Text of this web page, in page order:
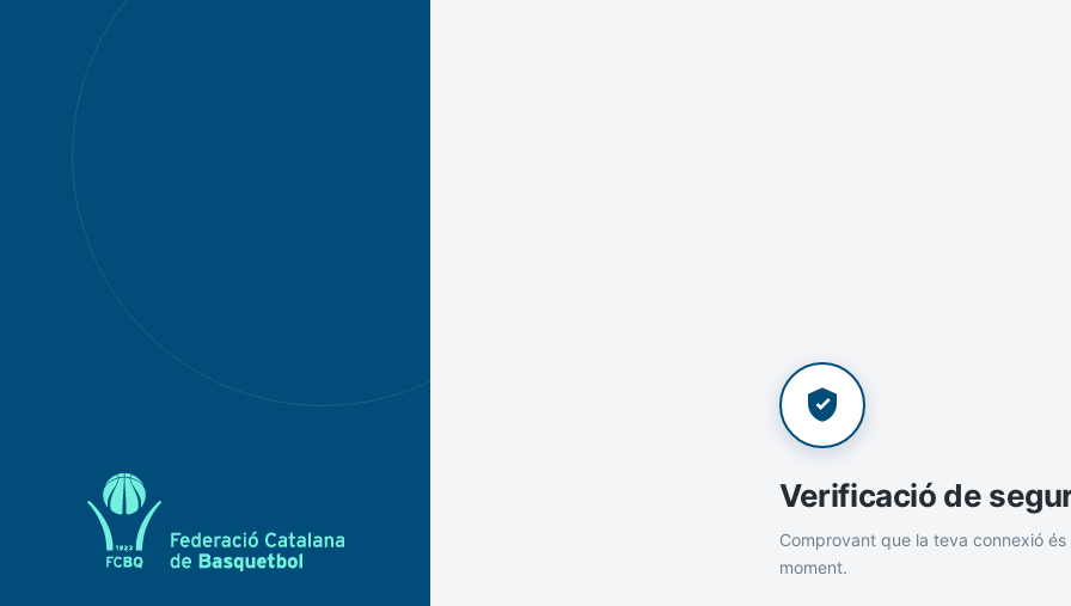
Verificació de
Comprovant que la teva connexió és
moment.